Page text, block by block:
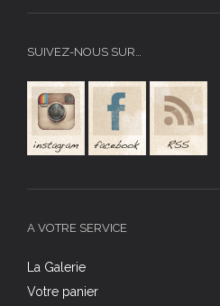
SUIVEZ-NOUS SUR…
A VOTRE SERVICE
La Galerie
Votre panier